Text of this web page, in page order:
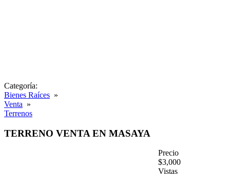
Categoría:
Bienes Raíces »
Venta »
Terrenos
TERRENO VENTA EN MASAYA
Precio
$3,000
Vistas